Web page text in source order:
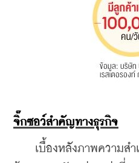
จิ๊กซอว์สำคัญทางธุรกิจ
เบื้องหลังภาพความสำ